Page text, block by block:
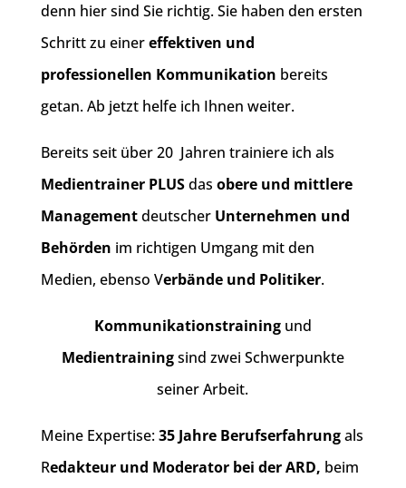
denn hier sind Sie richtig. Sie haben den ersten
Schritt zu einereffektiven und
professionellen Kommunikation bereits
getan. Ab jetzt helfe ich Ihnen weiter.
Bereits seit über 20 Jahren trainiere ich als
Medientrainer PLUSdas obere und mittlere
Managementdeutscher Unternehmen und
Behörden im richtigen Umgang mit den
Medien, ebenso Verbände und Politiker.
Kommunikationstrainingund
Medientrainingsind zwei Schwerpunkte
seiner Arbeit.
Meine Expertise:35 Jahre Berufserfahrungals
Redakteur und Moderator bei der ARD, beim